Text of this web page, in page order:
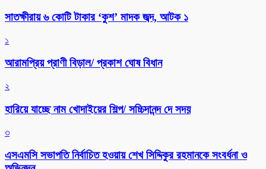
সাতক্ষীরায় ৬ কোটি টাকার ‘কুশ’ মাদক জব্দ, আটক ১
১
আরামপ্রিয় প্রাণী বিড়াল/ প্রকাশ ঘোষ বিধান
২
হারিয়ে যাচ্ছে নাম খোদাইয়ের শিল্প/ সচ্চিদানন্দ দে সদয়
৩
এসএমসি সভাপতি নির্বাচিত হওয়ায় শেখ সিদ্দিকুর রহমানকে সংবর্ধনা ও